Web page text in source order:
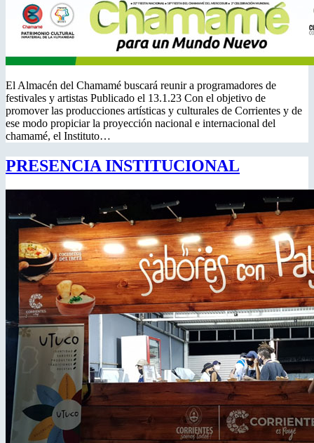
El Almacén del Chamamé buscará reunir a programadores de
festivales y artistas Publicado el 13.1.23 Con el objetivo de
promover las producciones artísticas y culturales de Corrientes y de
ese modo propiciar la proyección nacional e internacional del
chamamé, el Instituto…
PRESENCIA INSTITUCIONAL